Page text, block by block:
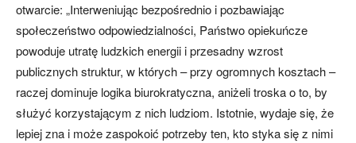
otwarcie: „Interweniując bezpośrednio i pozbawiając
społeczeństwo odpowiedzialności, Państwo opiekuńcze
powoduje utratę ludzkich energii i przesadny wzrost
publicznych struktur, w których – przy ogromnych kosztach –
raczej dominuje logika biurokratyczna, aniżeli troska o to, by
służyć korzystającym z nich ludziom. Istotnie, wydaje się, że
lepiej zna i może zaspokoić potrzeby ten, kto styka się z nimi